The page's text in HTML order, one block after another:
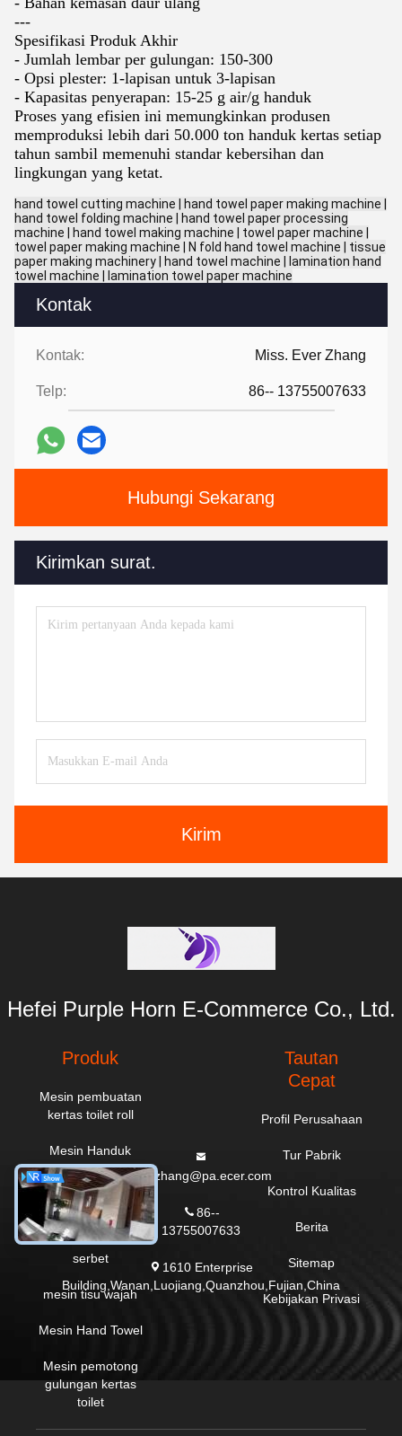
Kontak
Kontak: Miss. Ever Zhang
Telp: 86-- 13755007633
Hubungi Sekarang
Kirimkan surat.
Kirim
---
Spesifikasi Produk Akhir
- Jumlah lembar per gulungan: 150-300
- Opsi plester: 1-lapisan untuk 3-lapisan
- Kapasitas penyerapan: 15-25 g air/g handuk
Proses yang efisien ini memungkinkan produsen
memproduksi lebih dari 50.000 ton handuk kertas setiap
tahun sambil memenuhi standar kebersihan dan
lingkungan yang ketat.
hand towel cutting machine | hand towel paper making machine |
hand towel folding machine | hand towel paper processing
machine | hand towel making machine | towel paper machine |
towel paper making machine | N fold hand towel machine | tissue
paper making machinery | hand towel machine | lamination hand
towel machine | lamination towel paper machine
Hefei Purple Horn E-Commerce Co., Ltd.
Produk
Mesin pembuatan
kertas toilet roll
Mesin Handuk
Dapur
Mesin Maxi Roll
Mesin kertas
serbet
mesin tisu wajah
Mesin Hand Towel
Mesin pemotong
gulungan kertas
toilet
everzhang@pa.ecer.com
86--
13755007633
1610 Enterprise
Building,Wanan,Luojiang,Quanzhou,Fujian,China
Tautan
Cepat
Profil Perusahaan
Tur Pabrik
Kontrol Kualitas
Berita
Sitemap
Kebijakan Privasi